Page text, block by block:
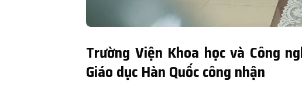
Trường Viện Khoa học và Công
Giáo dục Hàn Quốc công nhận